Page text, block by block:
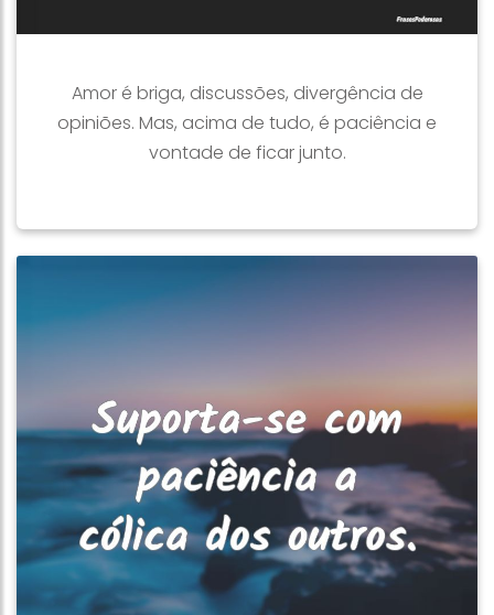
Amor é briga, discussões, divergência de
opiniões. Mas, acima de tudo, é paciência e
vontade de ficar junto.